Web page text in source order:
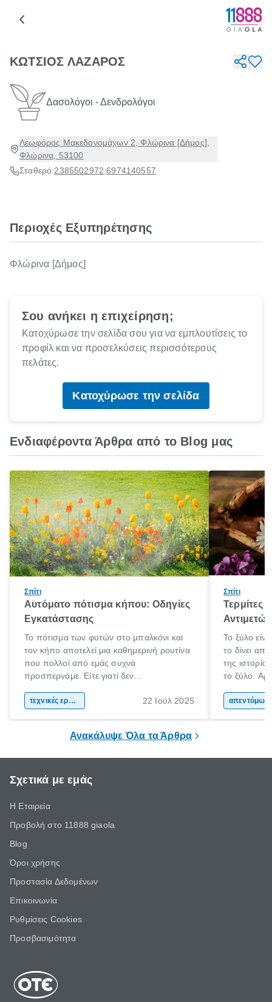
ΚΩΤΣΙΟΣ ΛΑΖΑΡΟΣ
Δασολόγοι - Δενδρολόγοι
Λεωφόρος Μακεδονομάχων 2, Φλώρινα [Δήμος],
Φλώρινα, 53100
Σταθερό:2385502972 ,6974140557
Περιοχές Εξυπηρέτησης
Φλώρινα [Δήμος]
Σου ανήκει η επιχείρηση;
Κατοχύρωσε την σελίδα σου για να εμπλουτίσεις το
προφίλ και να προσελκύσεις περισσότερους
πελάτες.
Κατοχύρωσε την σελίδα
Ενδιαφέροντα Άρθρα από το Blog μας
Σπίτι
Αυτόματο πότισμα κήπου: Οδηγίες
Εγκατάστασης
Το πότισμα των φυτών στο μπαλκόνι και
τον κήπο αποτελεί μια καθημερινή ρουτίνα
που πολλοί από εμάς συχνά
προσπερνάμε. Είτε γιατί δεν
Αυτό ωστόσο, έχει πολύ αρνητικές
και μάλιστα, είναι καλό να την λαμβάνουν
τεχνικές εργασίες 22 Ιούλ 2025
Σπίτι
Τερμίτες
Το ξύλο
το δίνει
της
το ξύλο.
και
Ανακάλυψε Όλα τα Άρθρα
Σχετικά με εμάς
Η Εταιρεία
Προβολή στο 11888 giaola
Blog
Όροι χρήσης
Προστασία Δεδομένων
Επικοινωνία
Ρυθμίσεις Cookies
Προσβασιμότητα